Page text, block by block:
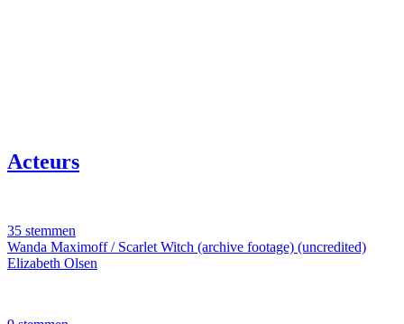
Acteurs
35 stemmen
Wanda Maximoff / Scarlet Witch (archive footage) (uncredited)
Elizabeth Olsen